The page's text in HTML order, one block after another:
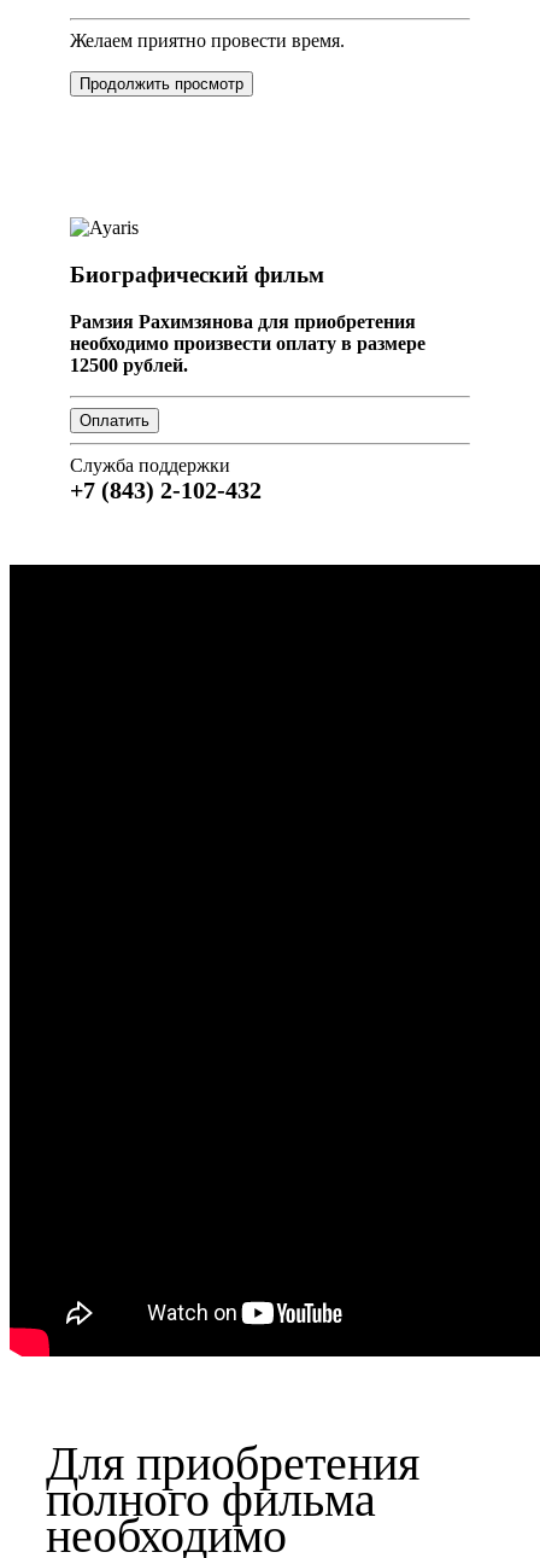
Желаем приятно провести время.
Продолжить просмотр
Биографический фильм
Рамзия Рахимзянова для приобретения
необходимо произвести оплату в размере
12500 рублей.
Служба поддержки
+7 (843) 2-102-432
Для приобретения
полного фильма
необходимо